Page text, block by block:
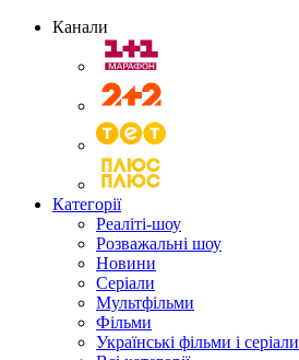
Канали
Категорії
Реаліті-шоу
Розважальні шоу
Новини
Серіали
Мультфільми
Фільми
Українські фільми і серіали